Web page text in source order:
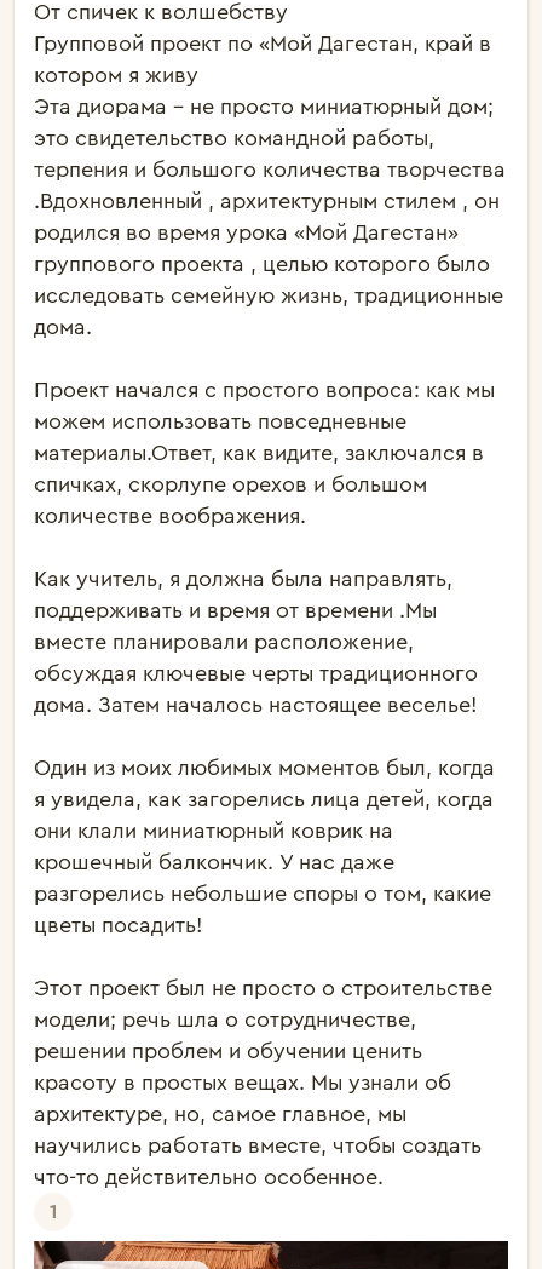
От спичек к волшебству
Групповой проект по «Мой Дагестан, край в
котором я живу
Эта диорама - не просто миниатюрный дом;
это свидетельство командной работы,
терпения и большого количества творчества
.Вдохновленный , архитектурным стилем , он
родился во время урока «Мой Дагестан»
группового проекта , целью которого было
исследовать семейную жизнь, традиционные
дома.
Проект начался с простого вопроса: как мы
можем использовать повседневные
материалы.Ответ, как видите, заключался в
спичках, скорлупе орехов и большом
количестве воображения.
Как учитель, я должна была направлять,
поддерживать и время от времени .Мы
вместе планировали расположение,
обсуждая ключевые черты традиционного
дома. Затем началось настоящее веселье!
Один из моих любимых моментов был, когда
я увидела, как загорелись лица детей, когда
они клали миниатюрный коврик на
крошечный балкончик. У нас даже
разгорелись небольшие споры о том, какие
цветы посадить!
Этот проект был не просто о строительстве
модели; речь шла о сотрудничестве,
решении проблем и обучении ценить
красоту в простых вещах. Мы узнали об
архитектуре, но, самое главное, мы
научились работать вместе, чтобы создать
что-то действительно особенное.
1